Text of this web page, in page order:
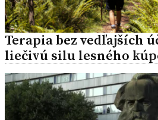
Terapia bez vedľajších
liečivú silu lesného